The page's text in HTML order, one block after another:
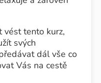
vést tento kurz,
svých
dál vše co
Vás na cestě